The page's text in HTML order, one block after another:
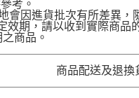
考。
因進貨批次有所差異，
期，請以收到實際商品
商品。
商品配送及退換